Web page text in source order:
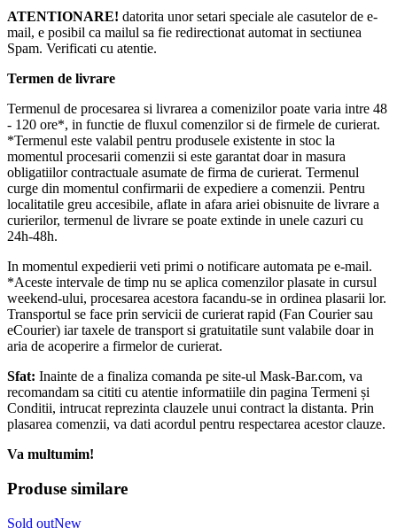
ATENTIONARE! datorita unor setari speciale ale casutelor de e-
mail, e posibil ca mailul sa fie redirectionat automat in sectiunea
Spam. Verificati cu atentie.
Termen de livrare
Termenul de procesarea si livrarea a comenizilor poate varia intre 48
- 120 ore*, in functie de fluxul comenzilor si de firmele de curierat.
*Termenul este valabil pentru produsele existente in stoc la
momentul procesarii comenzii si este garantat doar in masura
obligatiilor contractuale asumate de firma de curierat. Termenul
curge din momentul confirmarii de expediere a comenzii. Pentru
localitatile greu accesibile, aflate in afara ariei obisnuite de livrare a
curierilor, termenul de livrare se poate extinde in unele cazuri cu
24h-48h.
In momentul expedierii veti primi o notificare automata pe e-mail.
*Aceste intervale de timp nu se aplica comenzilor plasate in cursul
weekend-ului, procesarea acestora facandu-se in ordinea plasarii lor.
Transportul se face prin servicii de curierat rapid (Fan Courier sau
eCourier) iar taxele de transport si gratuitatile sunt valabile doar in
aria de acoperire a firmelor de curierat.
Sfat: Inainte de a finaliza comanda pe site-ul Mask-Bar.com, va
recomandam sa cititi cu atentie informatiile din pagina Termeni și
Conditii, intrucat reprezinta clauzele unui contract la distanta. Prin
plasarea comenzii, va dati acordul pentru respectarea acestor clauze.
Va multumim!
Produse similare
Sold outNew